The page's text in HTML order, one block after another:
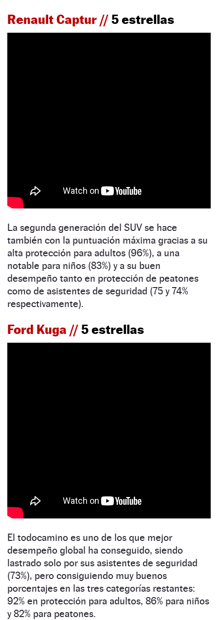
Renault Captur //5 estrellas
La segunda generación del SUV se hace
también con la puntuación máxima gracias a su
alta protección para adultos (96%), a una
notable para niños (83%) y a su buen
desempeño tanto en protección de peatones
como de asistentes de seguridad (75 y 74%
respectivamente).
Ford Kuga //5 estrellas
El todocamino es uno de los que mejor
desempeño global ha conseguido, siendo
lastrado solo por sus asistentes de seguridad
(73%), pero consiguiendo muy buenos
porcentajes en las tres categorías restantes:
92% en protección para adultos, 86% para niños
y 82% para peatones.